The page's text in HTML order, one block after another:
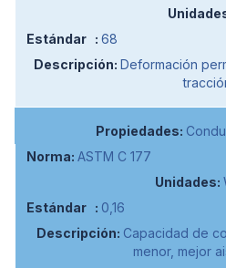
68
Deformación
ASTM C 177
0,16
Capacidad de
menor, mejor